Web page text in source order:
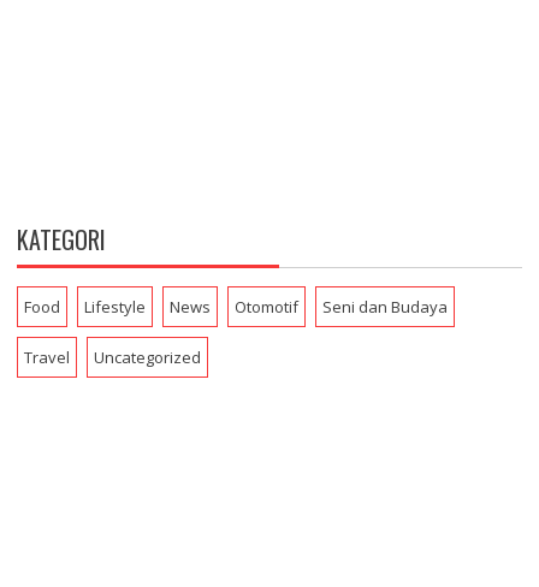
KATEGORI
Food Lifestyle News Otomotif Seni dan Budaya
Travel Uncategorized